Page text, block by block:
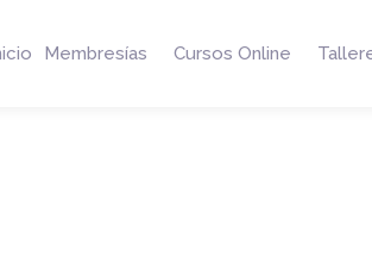
Membresías Cursos Online